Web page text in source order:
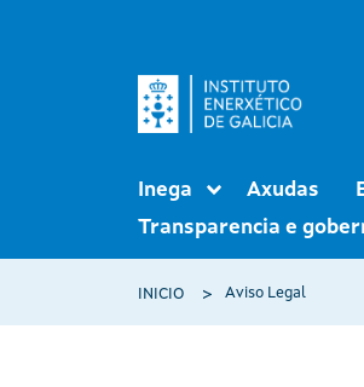
Navegación
Inega Axudas
Transparencia e
Miga de pan
INICIO Aviso Legal